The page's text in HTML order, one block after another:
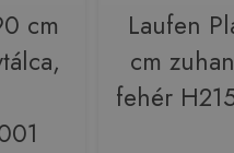
cm
Laufen
cm
fehér